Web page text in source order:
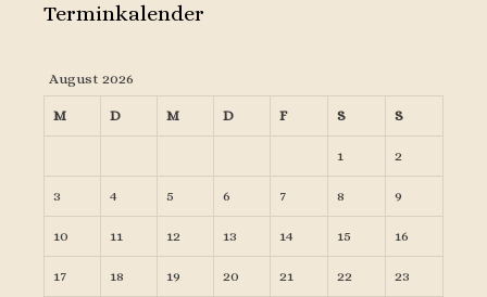
Terminkalender
August 2026
M D M D F S S
1 2
3 4 5 6 7 8 9
10 11 12 13 14 15 16
17 18 19 20 21 22 23